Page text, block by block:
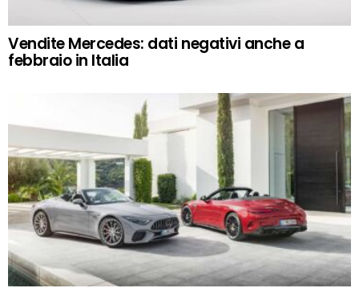
Vendite Mercedes: dati negativi anche a
febbraio in Italia